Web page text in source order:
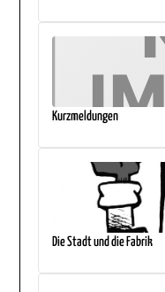
Kurzmeldungen
Die Stadt und die Fabrik